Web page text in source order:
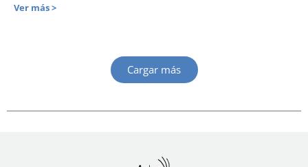
Ver más >
Cargar más